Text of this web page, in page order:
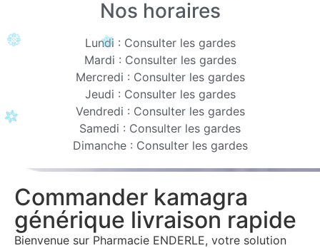
Nos horaires
Lundi : Consulter les gardes
Mardi : Consulter les gardes
Mercredi : Consulter les gardes
Jeudi : Consulter les gardes
Vendredi : Consulter les gardes
Samedi : Consulter les gardes
Dimanche : Consulter les gardes
Commander kamagra
générique livraison rapide
Bienvenue sur Pharmacie ENDERLE, votre solution